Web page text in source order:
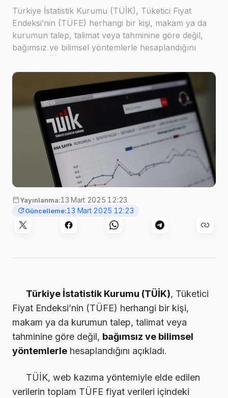
Türkiye İstatistik Kurumu (TÜİK), Tüketici Fiyat
Endeksi’nin (TÜFE) herhangi bir kişi, makam ya da
kurumun talep, talimat veya tahminine göre değil,
bağımsız ve bilimsel yöntemlerle hesaplandığını
verilerin toplam TÜFE fiyat verileri içindeki payının …
Yayınlanma:13 Mart 2025 12:23
Güncelleme:13 Mart 2025 12:23
Türkiye İstatistik Kurumu (TÜİK), Tüketici
Fiyat Endeksi’nin (TÜFE) herhangi bir kişi,
makam ya da kurumun talep, talimat veya
tahminine göre değil, bağımsız ve bilimsel
yöntemlerle hesaplandığını açıkladı.
TÜİK, web kazıma yöntemiyle elde edilen
verilerin toplam TÜFE fiyat verileri içindeki